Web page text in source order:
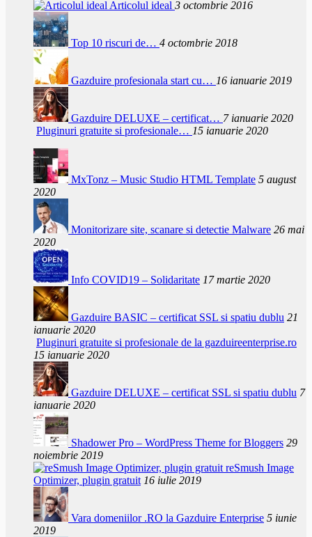
Articolul ideal 3 octombrie 2016
Top 10 riscuri de… 4 octombrie 2018
Gazduire profesionala start cu… 16 ianuarie 2019
Gazduire DELUXE – certificat… 7 ianuarie 2020
Pluginuri gratuite si profesionale… 15 ianuarie 2020
MxTonz – Music Studio HTML Template 5 august
2020
Monitorizare site, scanare si detectie Malware 26 mai
2020
Info COVID19 – Solidaritate 17 martie 2020
Gazduire BASIC – certificat SSL si spatiu dublu 21
ianuarie 2020
Pluginuri gratuite si profesionale de la gazduireenterprise.ro
15 ianuarie 2020
Gazduire DELUXE – certificat SSL si spatiu dublu 7
ianuarie 2020
Shadower Pro – WordPress Theme for Bloggers 29
noiembrie 2019
reSmush Image
Optimizer, plugin gratuit 16 iulie 2019
Vara domeniilor .RO la Gazduire Enterprise 5 iunie
2019